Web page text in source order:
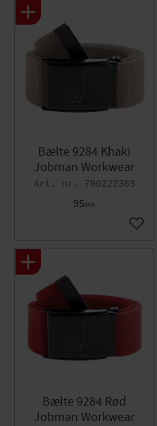
Bælte 9284 Khaki
Jobman Workwear
700222363
95DKK
Bælte 9284 Rød
Jobman Workwear